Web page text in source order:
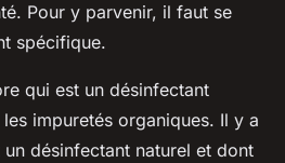
Pour y parvenir, il faut se
spécifique.
qui est un désinfectant
impuretés organiques. Il y a
désinfectant naturel et dont